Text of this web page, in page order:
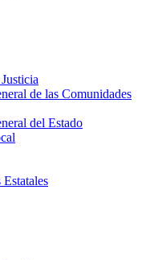
de las Comunidades
del Estado